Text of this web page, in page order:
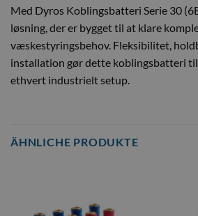
Med Dyros Koblingsbatteri Serie 30
løsning, der er bygget til at klare
væskestyringsbehov. Fleksibilitet,
installation gør dette koblingsbatteri til
ethvert industrielt setup.
ÄHNLICHE PRODUKTE